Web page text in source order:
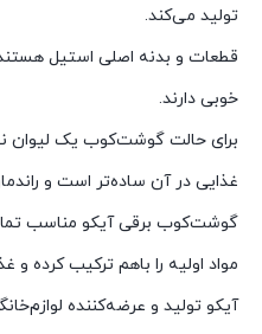
تولید می‌کند.
قطعات و بدنه اصلی استیل
خوبی دارند.
برای حالت گوشت‌کوب یک لیوان
غذایی در آن ساده‌تر است و
گوشت‌کوب برقی آیکو مناسب
مواد اولیه را باهم ترکیب کرده و
آیکو تولید و عرضه‌کننده